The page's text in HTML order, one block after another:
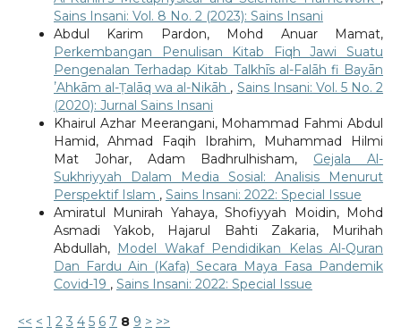
Sains Insani: Vol. 8 No. 2 (2023): Sains Insani
Abdul Karim Pardon, Mohd Anuar Mamat,
Perkembangan Penulisan Kitab Fiqh Jawi Suatu
Pengenalan Terhadap Kitab Talkhīs al-Falāh fi Bayān
ʼAhkām al-Ṭalāq wa al-Nikāh , Sains Insani: Vol. 5 No. 2
(2020): Jurnal Sains Insani
Khairul Azhar Meerangani, Mohammad Fahmi Abdul
Hamid, Ahmad Faqih Ibrahim, Muhammad Hilmi
Mat Johar, Adam Badhrulhisham, Gejala Al-
Sukhriyyah Dalam Media Sosial: Analisis Menurut
Perspektif Islam , Sains Insani: 2022: Special Issue
Amiratul Munirah Yahaya, Shofiyyah Moidin, Mohd
Asmadi Yakob, Hajarul Bahti Zakaria, Murihah
Abdullah, Model Wakaf Pendidikan Kelas Al-Quran
Dan Fardu Ain (Kafa) Secara Maya Fasa Pandemik
Covid-19 , Sains Insani: 2022: Special Issue
<< < 1 2 3 4 5 6 7 8 9 > >>